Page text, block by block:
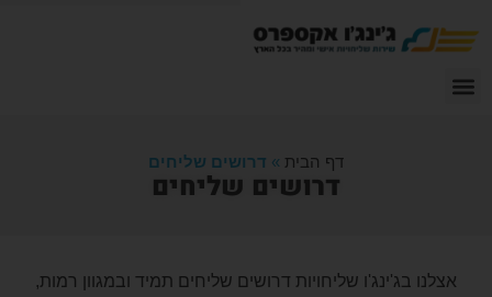
דף הבית » דרושים שליחים
דרושים שליחים
אצלנו בג'ינג'ו שליחויות דרושים שליחים תמיד ובמגוון רמות,